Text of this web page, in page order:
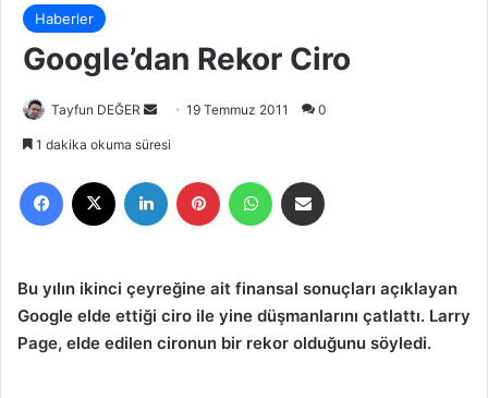
Haberler
Google’dan Rekor Ciro
Tayfun DEĞER
e
-
s
a
19 Temmuz 2011 0
1 dakika okuma süresi
Bu yılın ikinci çeyreğine ait finansal sonuçları açıklayan
Google elde ettiği ciro ile yine düşmanlarını çatlattı. Larry
Page, elde edilen cironun bir rekor olduğunu söyledi.